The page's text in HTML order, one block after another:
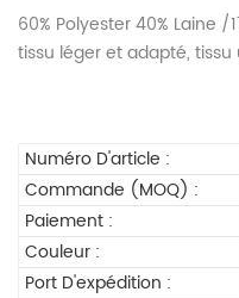
60% Polyester 40% Laine /
tissu léger et adapté,
Numéro D'article :
Commande (MOQ) :
Paiement :
Couleur :
Port D'expédition :